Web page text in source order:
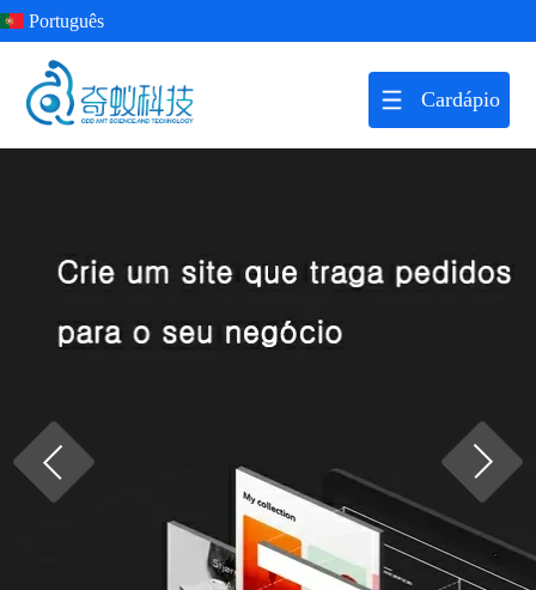
Português
Cardápio